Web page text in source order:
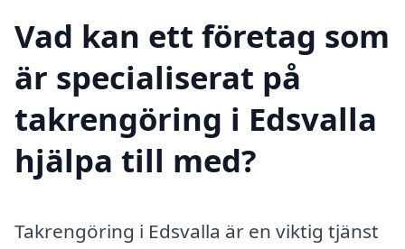
Vad kan ett företag som
är specialiserat på
takrengöring i Edsvalla
hjälpa till med?
Takrengöring i Edsvalla är en viktig tjänst